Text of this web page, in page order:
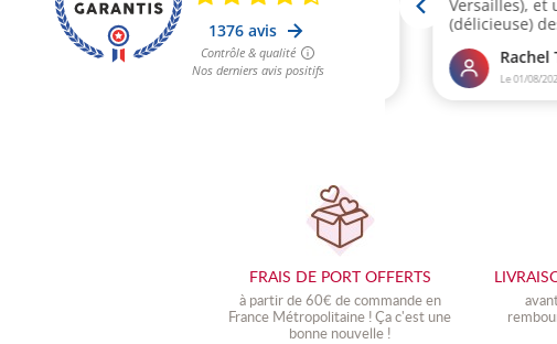
FRAIS DE PORT OFFERTS
à partir de 60€ de commande en
France Métropolitaine !Ça c'est une
bonne nouvelle !